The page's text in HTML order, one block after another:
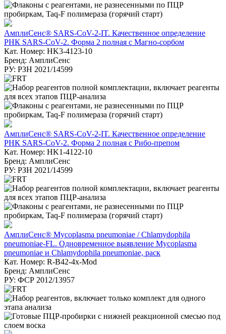
АмплиСенс® SARS-CoV-2-IT. Качественное определение
РНК SARS-CoV-2. Форма 2 полная с Магно-сорбом
Кат. Номер: HK3-4123-10
Бренд: АмплиСенс
РУ: РЗН 2021/14599
АмплиСенс® SARS-CoV-2-IT. Качественное определение
РНК SARS-CoV-2. Форма 2 полная с Рибо-препом
Кат. Номер: HK1-4122-10
Бренд: АмплиСенс
РУ: РЗН 2021/14599
АмплиСенс® Mycoplasma pneumoniae / Chlamydophila
pneumoniae-FL. Одновременное выявление Mycoplasma
pneumoniae и Chlamydophila pneumoniae, раск
Кат. Номер: R-B42-4x-Mod
Бренд: АмплиСенс
РУ: ФСР 2012/13957